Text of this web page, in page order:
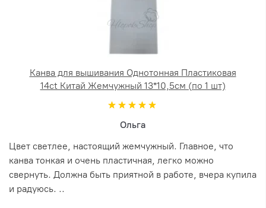
Канва для вышивания Однотонная Пластиковая
14ct Китай Жемчужный 13*10,5см (по 1 шт)
Ольга
Цвет светлее, настоящий жемчужный. Главное, что
канва тонкая и очень пластичная, легко можно
свернуть. Должна быть приятной в работе, вчера купила
и радуюсь. ..